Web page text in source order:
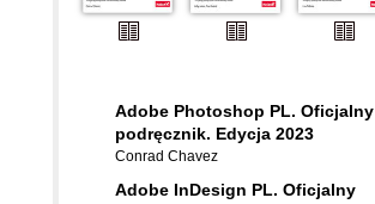
Adobe Photoshop PL. Oficjalny
podręcznik. Edycja 2023
Conrad Chavez
Adobe InDesign PL. Oficjalny